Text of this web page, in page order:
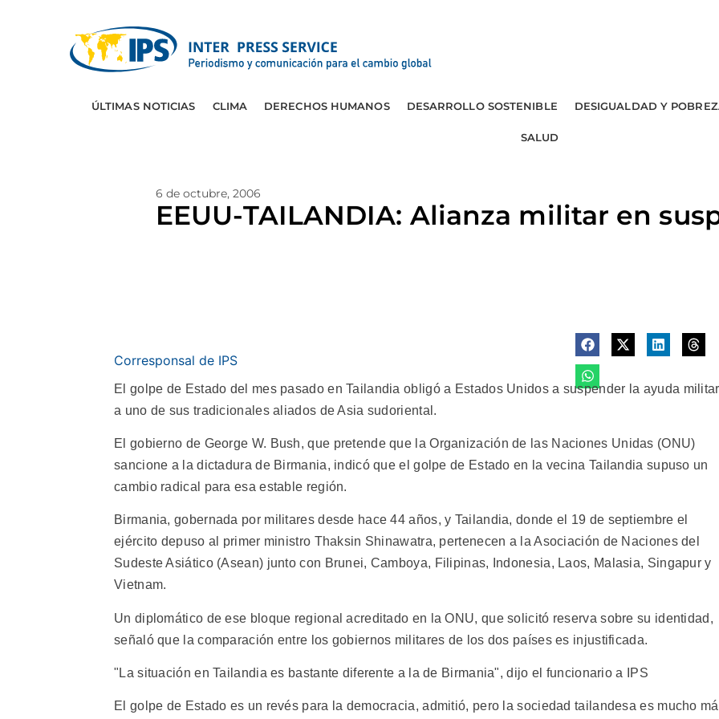
ÚLTIMAS NOTICIAS CLIMA DERECHOS HUMANOS DESARROLLO SOSTENIBLE DESIGUALDAD Y
SALUD
6 de octubre, 2006
EEUU-TAILANDIA: Alianza militar en
Corresponsal de IPS
El golpe de Estado del mes pasado en Tailandia obligó a Estados Unidos a suspender la ayuda militar
a uno de sus tradicionales aliados de Asia sudoriental.
El gobierno de George W. Bush, que pretende que la Organización de las Naciones Unidas (ONU)
sancione a la dictadura de Birmania, indicó que el golpe de Estado en la vecina Tailandia supuso un
cambio radical para esa estable región.
Birmania, gobernada por militares desde hace 44 años, y Tailandia, donde el 19 de septiembre el
ejército depuso al primer ministro Thaksin Shinawatra, pertenecen a la Asociación de Naciones del
Sudeste Asiático (Asean) junto con Brunei, Camboya, Filipinas, Indonesia, Laos, Malasia, Singapur y
Vietnam.
Un diplomático de ese bloque regional acreditado en la ONU, que solicitó reserva sobre su identidad,
señaló que la comparación entre los gobiernos militares de los dos países es injustificada.
"La situación en Tailandia es bastante diferente a la de Birmania", dijo el funcionario a IPS
El golpe de Estado es un revés para la democracia, admitió, pero la sociedad tailandesa es mucho